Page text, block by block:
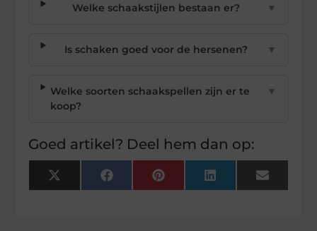
Welke schaakstijlen bestaan er? ▼
Is schaken goed voor de hersenen? ▼
Welke soorten schaakspellen zijn er te
koop?
▼
Goed artikel? Deel hem dan op:
X
(Twitter)
FacebookPinterest LinkedIn Email